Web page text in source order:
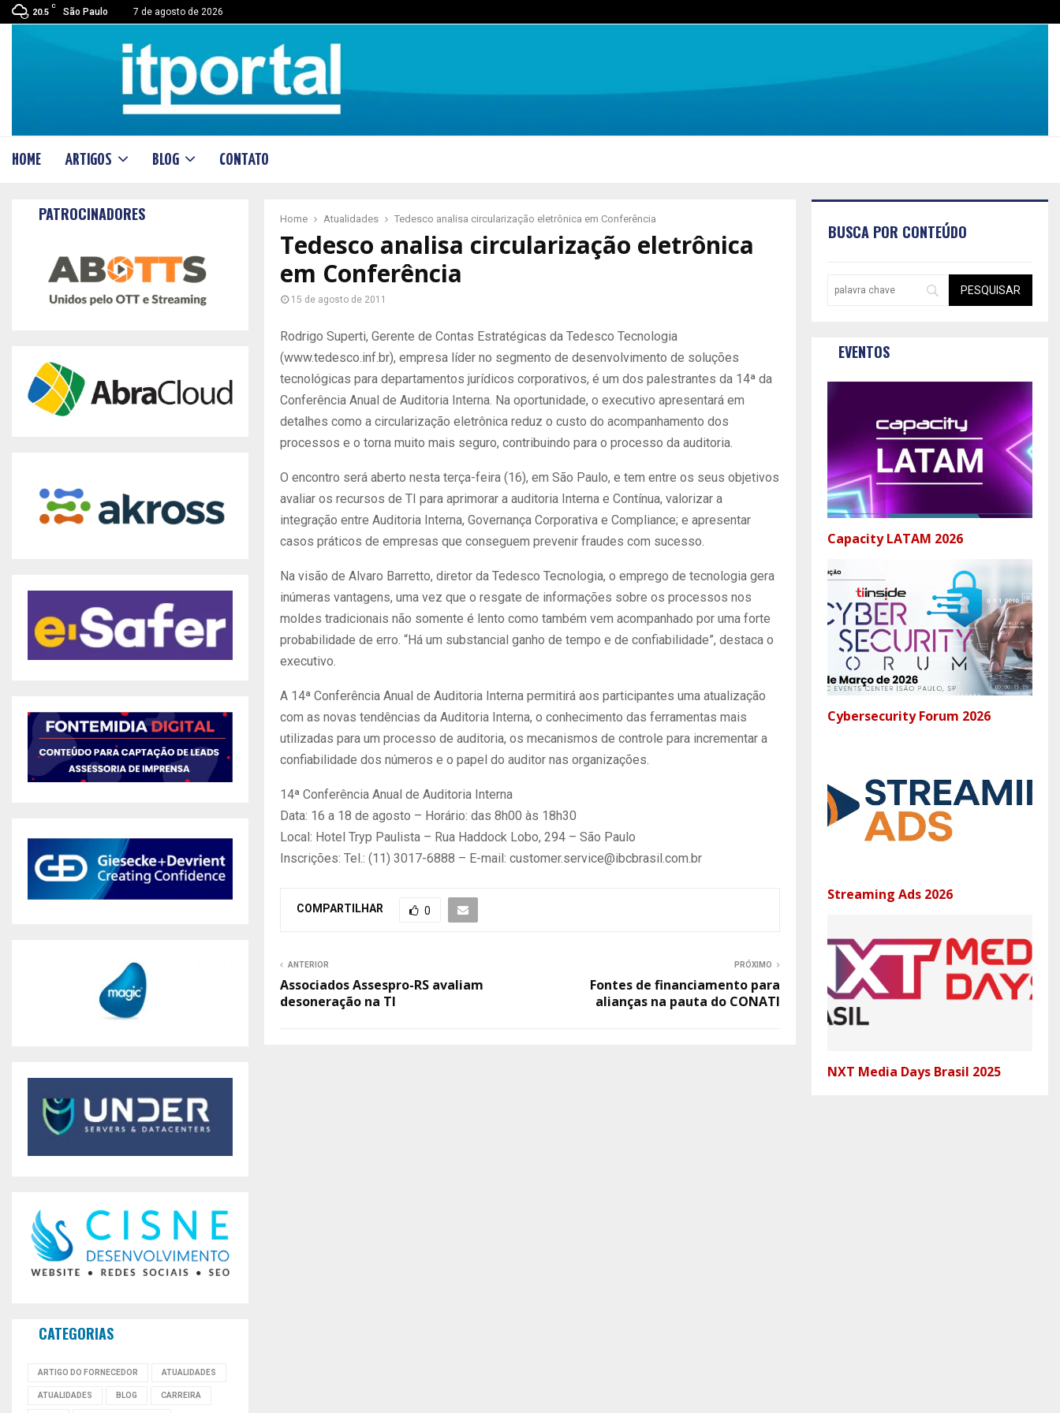
20.5
C
São Paulo 7 de agosto de 2026
HOME ARTIGOS BLOG CONTATO
Home Atualidades Tedesco analisa circularização eletrônica em Conferência
Tedesco analisa circularização eletrônica
em Conferência
15 de agosto de 2011
Rodrigo Superti, Gerente de Contas Estratégicas da Tedesco Tecnologia
(www.tedesco.inf.br), empresa líder no segmento de desenvolvimento de soluções
tecnológicas para departamentos jurídicos corporativos, é um dos palestrantes da 14ª da
Conferência Anual de Auditoria Interna. Na oportunidade, o executivo apresentará em
detalhes como a circularização eletrônica reduz o custo do acompanhamento dos
processos e o torna muito mais seguro, contribuindo para o processo da auditoria.
O encontro será aberto nesta terça-feira (16), em São Paulo, e tem entre os seus objetivos
avaliar os recursos de TI para aprimorar a auditoria Interna e Contínua, valorizar a
integração entre Auditoria Interna, Governança Corporativa e Compliance; e apresentar
casos práticos de empresas que conseguem prevenir fraudes com sucesso.
Na visão de Alvaro Barretto, diretor da Tedesco Tecnologia, o emprego de tecnologia gera
inúmeras vantagens, uma vez que o resgate de informações sobre os processos nos
moldes tradicionais não somente é lento como também vem acompanhado por uma forte
probabilidade de erro. “Há um substancial ganho de tempo e de confiabilidade”, destaca o
executivo.
A 14ª Conferência Anual de Auditoria Interna permitirá aos participantes uma atualização
com as novas tendências da Auditoria Interna, o conhecimento das ferramentas mais
utilizadas para um processo de auditoria, os mecanismos de controle para incrementar a
confiabilidade dos números e o papel do auditor nas organizações.
14ª Conferência Anual de Auditoria Interna
Data: 16 a 18 de agosto – Horário: das 8h00 às 18h30
Local: Hotel Tryp Paulista – Rua Haddock Lobo, 294 – São Paulo
Inscrições: Tel.: (11) 3017-6888 – E-mail: customer.service@ibcbrasil.com.br
COMPARTILHAR 0
ANTERIOR
Associados Assespro-RS avaliam
desoneração na TI
PRÓXIMO
Fontes de financiamento para
alianças na pauta do CONATI
PATROCINADORES
CATEGORIAS
ARTIGO DO FORNECEDOR ATUALIDADES
ATUALIDADES BLOG CARREIRA
BUSCA POR CONTEÚDO
EVENTOS
Capacity LATAM 2026
Cybersecurity Forum 2026
Streaming Ads 2026
NXT Media Days Brasil 2025